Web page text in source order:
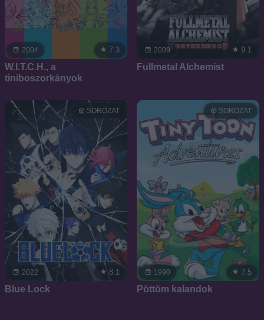
2004 7.3
W.I.T.C.H., a
tiniboszorkányok
2009 9.1
Fullmetal Alchemist
2022
SOROZAT
8.1
Blue Lock
1990
SOROZAT
7.5
Pöttöm kalandok